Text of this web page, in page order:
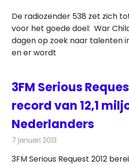
De radiozender 538 zet zich
voor het goede doel: War
dagen op zoek naar talenten
en er wordt
3FM Serious
record van 12,1
Nederlanders
7 januari 2013
3FM Serious Request 2012